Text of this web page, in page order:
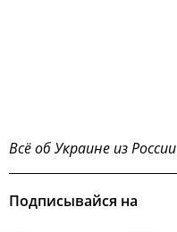
Всё об Украине из
Подписывайся на